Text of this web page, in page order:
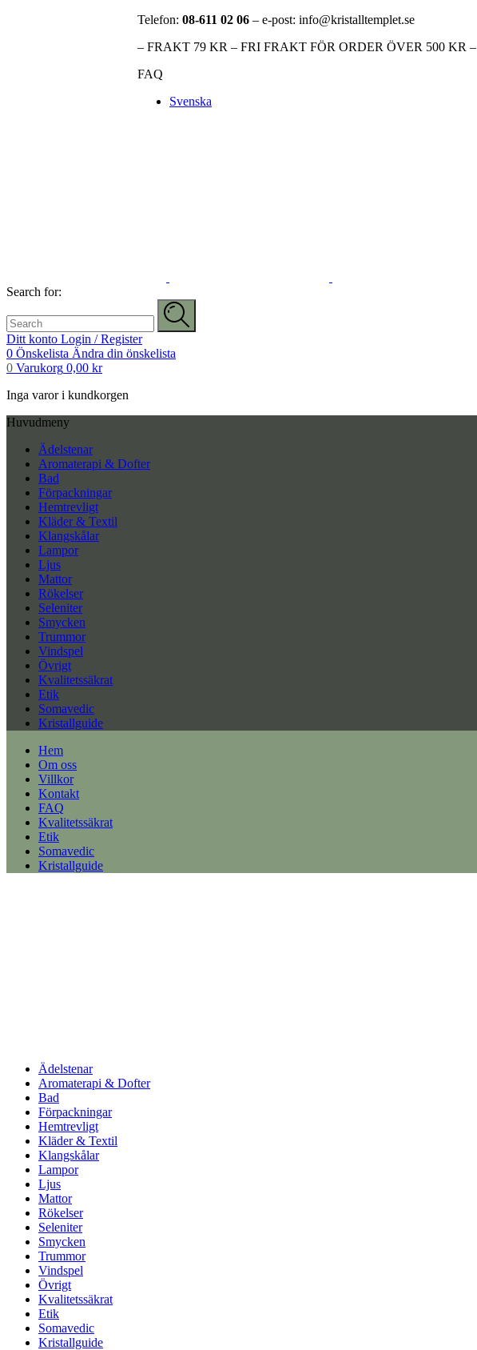
Telefon: 08-611 02 06 – e-post: info@kristalltemplet.se
– FRAKT 79 KR – FRI FRAKT FÖR ORDER ÖVER 500 KR –
FAQ
Svenska
Search for:
Ditt konto Login / Register
0 Önskelista Ändra din önskelista
0 Varukorg 0,00 kr
Inga varor i kundkorgen
Huvudmeny
Ädelstenar
Aromaterapi & Dofter
Bad
Förpackningar
Hemtrevligt
Kläder & Textil
Klangskålar
Lampor
Ljus
Mattor
Rökelser
Seleniter
Smycken
Trummor
Vindspel
Övrigt
Kvalitetssäkrat
Etik
Somavedic
Kristallguide
Hem
Om oss
Villkor
Kontakt
FAQ
Kvalitetssäkrat
Etik
Somavedic
Kristallguide
Ädelstenar
Aromaterapi & Dofter
Bad
Förpackningar
Hemtrevligt
Kläder & Textil
Klangskålar
Lampor
Ljus
Mattor
Rökelser
Seleniter
Smycken
Trummor
Vindspel
Övrigt
Kvalitetssäkrat
Etik
Somavedic
Kristallguide